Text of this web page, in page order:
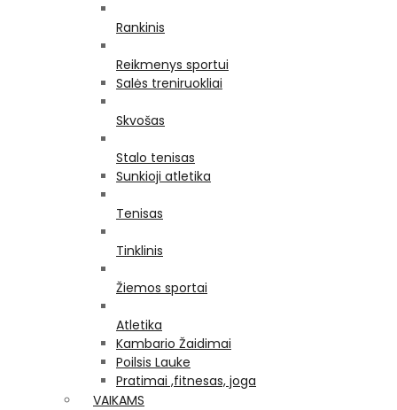
Rankinis
Reikmenys sportui
Salės treniruokliai
Skvošas
Stalo tenisas
Sunkioji atletika
Tenisas
Tinklinis
Žiemos sportai
Atletika
Kambario Žaidimai
Poilsis Lauke
Pratimai ,fitnesas, joga
VAIKAMS